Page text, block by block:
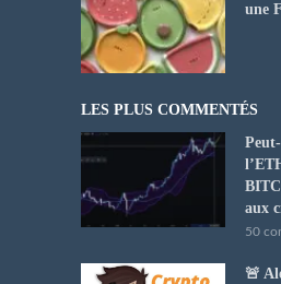
une
LES PLUS COMMENTÉS
aux
50
🚨